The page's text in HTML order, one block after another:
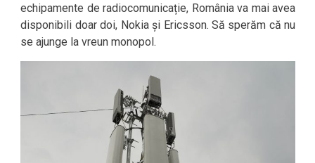
echipamente de radiocomunicație, România va mai avea
disponibili doar doi, Nokia și Ericsson. Să sperăm că nu
se ajunge la vreun monopol.